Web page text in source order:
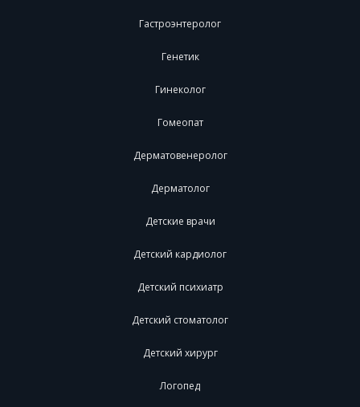
Гастроэнтеролог
Генетик
Гинеколог
Гомеопат
Дерматовенеролог
Дерматолог
Детские врачи
Детский кардиолог
Детский психиатр
Детский стоматолог
Детский хирург
Логопед